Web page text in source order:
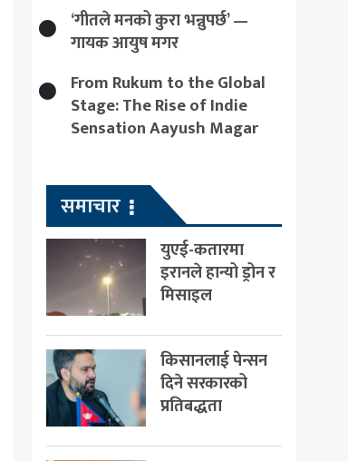
‘गीतले मनको कुरा भन्नुपर्छ’ —
गायक आयुष मगर
From Rukum to the Global
Stage: The Rise of Indie
Sensation Aayush Magar
समाचार
युएई-कतारमा
इरानले हान्यो ड्रोन र
मिसाइल
किसानलाई पेन्सन
दिने सरकारको
प्रतिबद्धता